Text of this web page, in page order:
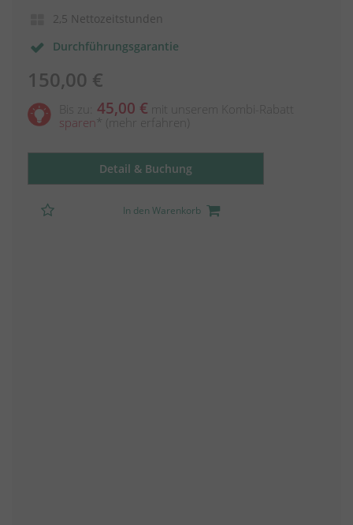
2,5 Nettozeitstunden
Durchführungsgarantie
150,00 €
Bis zu: 45,00 € mit unserem Kombi-Rabatt
sparen
(mehr erfahren)
Detail & Buchung
In den Warenkorb